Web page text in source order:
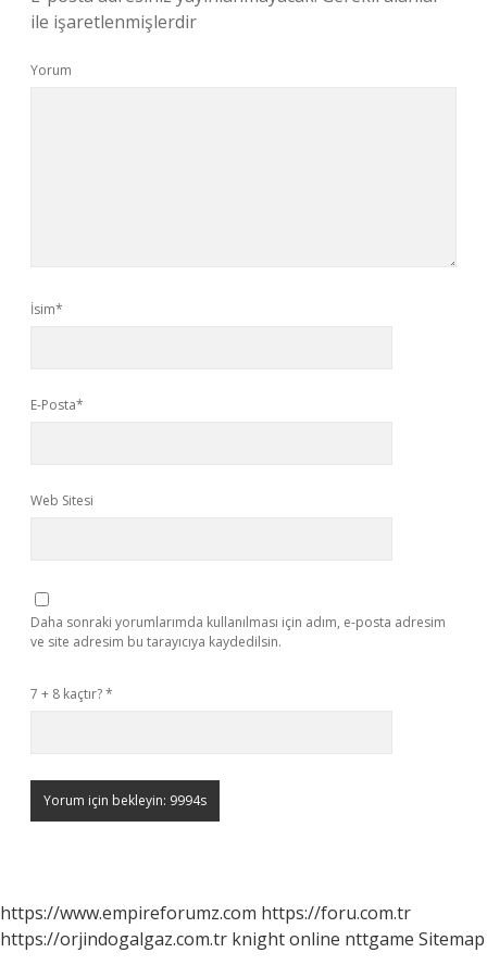
ile işaretlenmişlerdir
Yorum
İsim*
E-Posta*
Web Sitesi
Daha sonraki yorumlarımda kullanılması için adım, e-posta adresim
ve site adresim bu tarayıcıya kaydedilsin.
7 + 8 kaçtır?*
https://www.empireforumz.com https://foru.com.tr
https://orjindogalgaz.com.tr knight online nttgame Sitemap